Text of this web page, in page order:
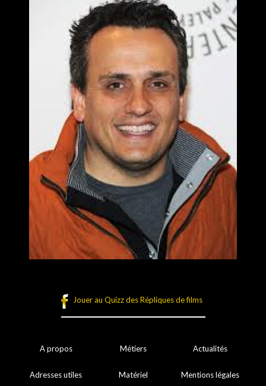
Jouer au Quizz des Répliques de films
A propos Métiers Actualités
Adresses utiles Matériel Mentions légales